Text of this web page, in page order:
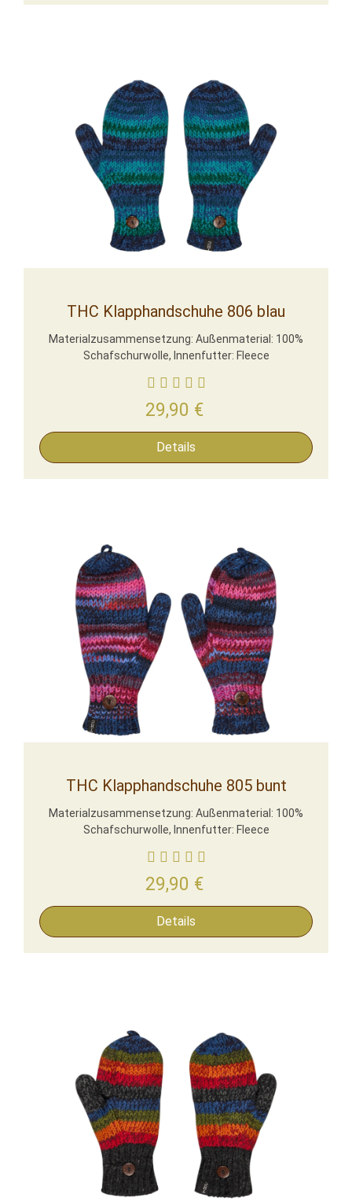
THC Klapphandschuhe 806 blau
Materialzusammensetzung: Außenmaterial: 100%
Schafschurwolle, Innenfutter: Fleece
29,90 €
Details
THC Klapphandschuhe 805 bunt
Materialzusammensetzung: Außenmaterial: 100%
Schafschurwolle, Innenfutter: Fleece
29,90 €
Details